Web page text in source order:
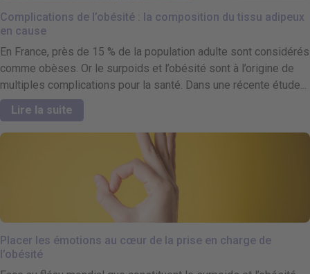
Complications de l’obésité : la composition du tissu adipeux
en cause
En France, près de 15 % de la population adulte sont considérés
comme obèses. Or le surpoids et l’obésité sont à l’origine de
multiples complications pour la santé. Dans une récente étude...
Lire la suite
Placer les émotions au cœur de la prise en charge de
l’obésité